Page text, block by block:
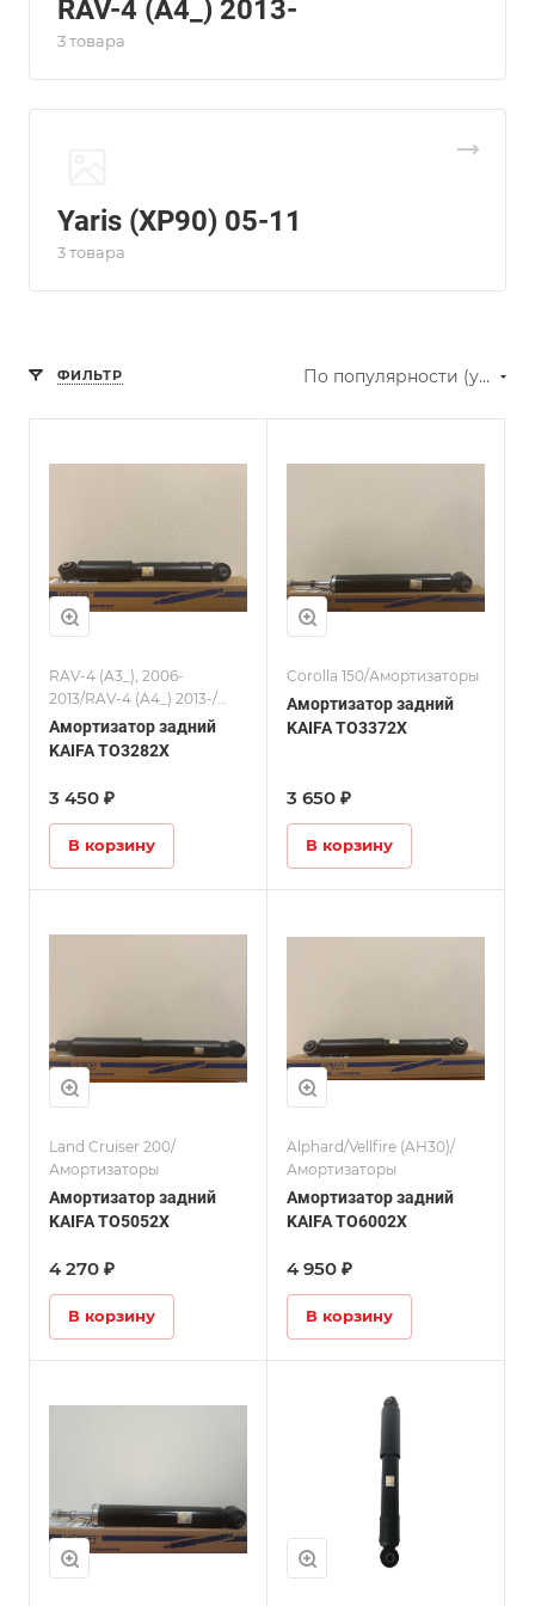
RAV-4 (A4_) 2013-
3 товара
Yaris (XP90) 05-11
3 товара
ФИЛЬТР По популярности (убывание)
RAV-4 (A3_), 2006-
2013/RAV-4 (A4_) 2013-/
Амортизаторы
Амортизатор задний
KAIFA TO3282X
3 450 ₽
В корзину
Corolla 150/Амортизаторы
Амортизатор задний
KAIFA TO3372X
3 650 ₽
В корзину
Land Cruiser 200/
Амортизаторы
Амортизатор задний
KAIFA TO5052X
4 270 ₽
В корзину
Alphard/Vellfire (AH30)/
Амортизаторы
Амортизатор задний
KAIFA TO6002X
4 950 ₽
В корзину